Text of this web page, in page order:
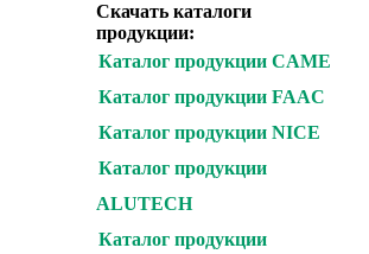
Скачать каталоги
продукции:
Каталог продукции CAME
Каталог продукции FAAC
Каталог продукции NICE
Каталог продукции
ALUTECH
Каталог продукции